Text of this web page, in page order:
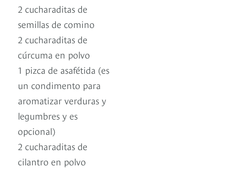
2 cucharaditas de
semillas de comino
2 cucharaditas de
cúrcuma en polvo
1 pizca de asafétida (es
un condimento para
aromatizar verduras y
legumbres y es
opcional)
2 cucharaditas de
cilantro en polvo